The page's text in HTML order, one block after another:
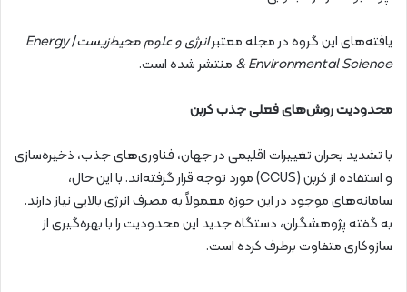
یافته‌های این گروه در مجله معتبرانرژی و علوم محیط‌زیست/
Energy
& Environmental Science منتشر شده است.
محدودیت روش‌های فعلی جذب کربن
با تشدید بحران تغییرات اقلیمی در جهان، فناوری‌های جذب، ذخیره‌سازی
و استفاده از کربن (CCUS) مورد توجه قرار گرفته‌اند. با این حال،
سامانه‌های موجود در این حوزه معمولاً به مصرف انرژی بالایی نیاز دارند.
به گفته پژوهشگران، دستگاه جدید این محدودیت را با بهره‌گیری از
سازوکاری متفاوت برطرف کرده است.